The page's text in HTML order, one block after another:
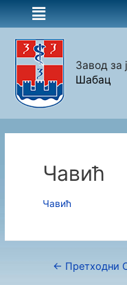
Завод за
Шабац
Чавић
Чавић
← Претходни